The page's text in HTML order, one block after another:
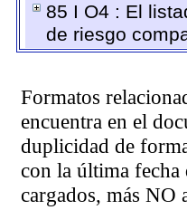
85 I O4 : El
de riesgo
Formatos
encuentra en el
duplicidad de
con la última fecha
cargados, más